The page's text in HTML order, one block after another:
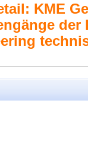
KME
der